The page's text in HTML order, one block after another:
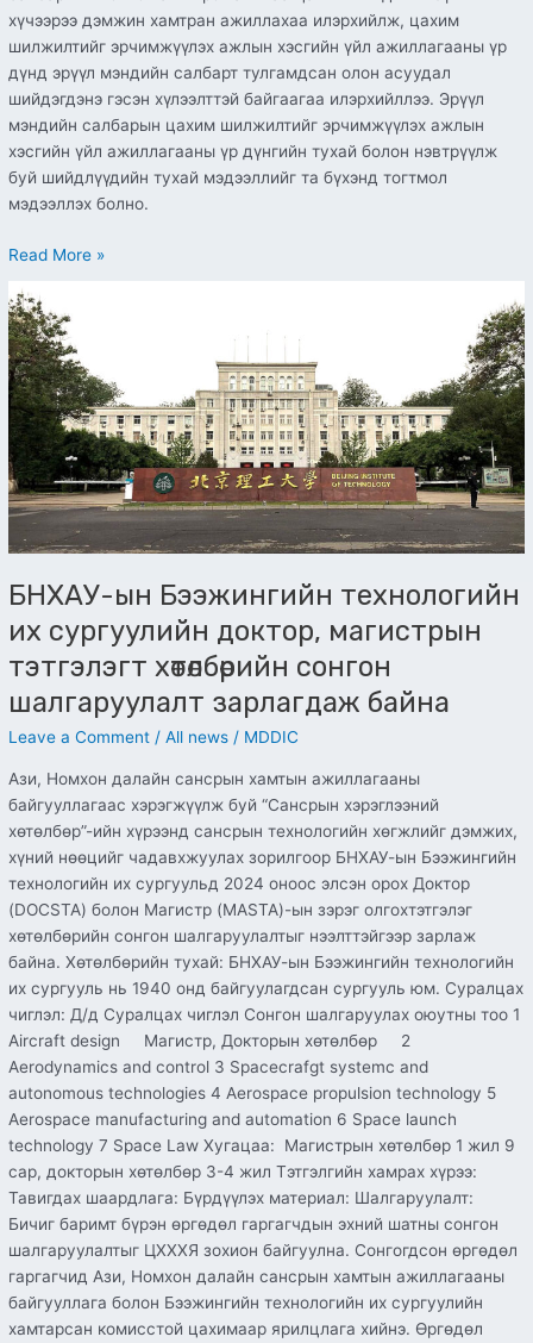
хүчээрээ дэмжин хамтран ажиллахаа илэрхийлж, цахим
шилжилтийг эрчимжүүлэх ажлын хэсгийн үйл ажиллагааны үр
дүнд эрүүл мэндийн салбарт тулгамдсан олон асуудал
шийдэгдэнэ гэсэн хүлээлттэй байгаагаа илэрхийллээ. Эрүүл
мэндийн салбарын цахим шилжилтийг эрчимжүүлэх ажлын
хэсгийн үйл ажиллагааны үр дүнгийн тухай болон нэвтрүүлж
буй шийдлүүдийн тухай мэдээллийг та бүхэнд тогтмол
мэдээллэх болно.
Read More »
БНХАУ-ын Бээжингийн технологийн
их сургуулийн доктор, магистрын
тэтгэлэгт хөтөлбөрийн сонгон
шалгаруулалт зарлагдаж байна
Leave a Comment /All news / MDDIC
Ази, Номхон далайн сансрын хамтын ажиллагааны
байгууллагаас хэрэгжүүлж буй “Сансрын хэрэглээний
хөтөлбөр”-ийн хүрээнд сансрын технологийн хөгжлийг дэмжих,
хүний нөөцийг чадавхжуулах зорилгоор БНХАУ-ын Бээжингийн
технологийн их сургуульд 2024 оноос элсэн орох Доктор
(DOCSTA) болон Магистр (MASTA)-ын зэрэг олгохтэтгэлэг
хөтөлбөрийн сонгон шалгаруулалтыг нээлттэйгээр зарлаж
байна. Хөтөлбөрийн тухай: БНХАУ-ын Бээжингийн технологийн
их сургууль нь 1940 онд байгуулагдсан сургууль юм. Суралцах
чиглэл: Д/д Суралцах чиглэл Сонгон шалгаруулах оюутны тоо 1
Aircraft design Магистр, Докторын хөтөлбөр 2
Aerodynamics and control 3 Spacecrafgt systemc and
autonomous technologies 4 Aerospace propulsion technology 5
Aerospace manufacturing and automation 6 Space launch
technology 7 Space Law Хугацаа: Магистрын хөтөлбөр 1 жил 9
сар, докторын хөтөлбөр 3-4 жил Тэтгэлгийн хамрах хүрээ:
Тавигдах шаардлага: Бүрдүүлэх материал: Шалгаруулалт:
Бичиг баримт бүрэн өргөдөл гаргагчдын эхний шатны сонгон
шалгаруулалтыг ЦХХХЯ зохион байгуулна. Сонгогдсон өргөдөл
гаргагчид Ази, Номхон далайн сансрын хамтын ажиллагааны
байгууллага болон Бээжингийн технологийн их сургуулийн
хамтарсан комисстой цахимаар ярилцлага хийнэ. Өргөдөл
БНХАУ-
ын
Бээжингийн
технологийн
их
сургуулийн
доктор,
магистрын
тэтгэлэгт
хөтөлбөрийн
сонгон
шалгаруулалт
зарлагдаж
байна